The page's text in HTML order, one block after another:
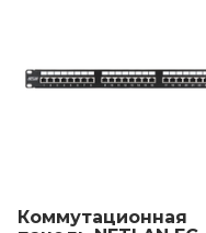
Коммутационная